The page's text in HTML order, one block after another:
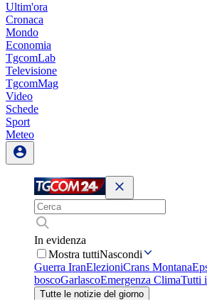
Ultim'ora
Cronaca
Mondo
Economia
TgcomLab
Televisione
TgcomMag
Video
Schede
Sport
Meteo
In evidenza
Mostra tuttiNascondi
Guerra IranElezioniCrans Montana
boscoGarlascoEmergenza ClimaTutti
Tutte le notizie del giorno